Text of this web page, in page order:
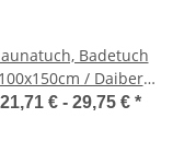
Badetuch
/ Daiber
MB424
21,71 € - 29,75 € *